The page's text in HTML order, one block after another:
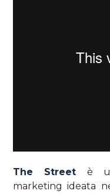
The Street è
marketing ideata